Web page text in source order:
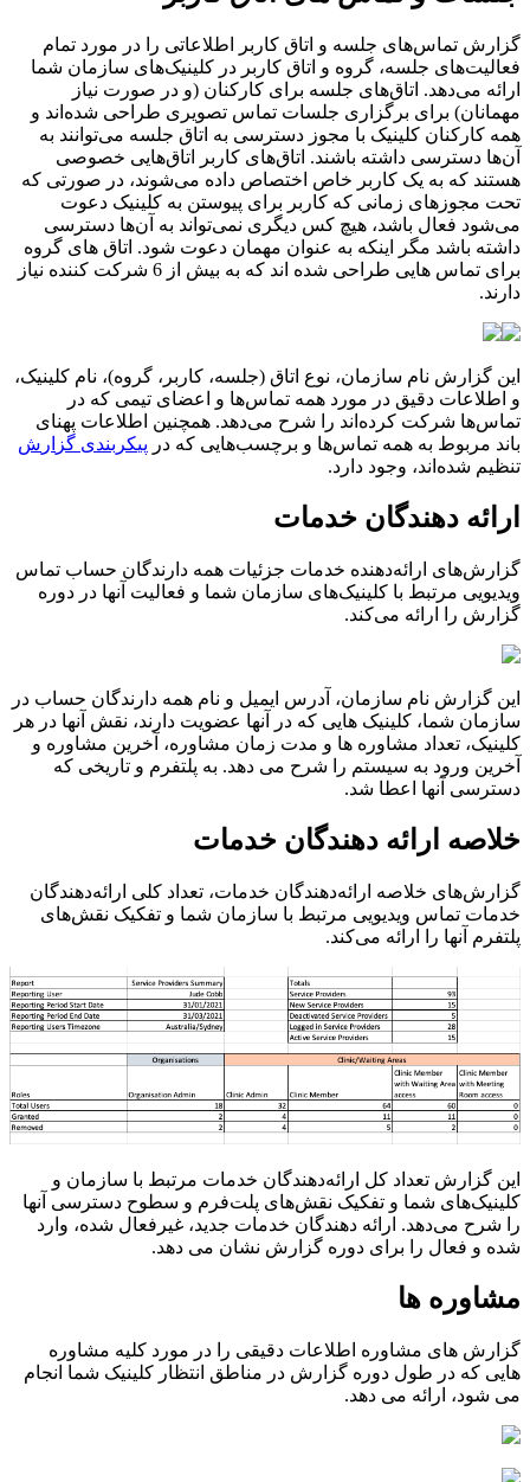
گز ر ش تماسهای جلسه و تاق کار بر طلعاتی ر در مور د تمام
فعالیتهای جلسه، گر وه و تاق کار بر در کلینیکهای ساز مان شما
ر ئه میدهد. تاقهای جلسه بر ی کار کنان (و در صور ت نیاز
مهمانان) بر ی بر گز ر ی جلسات تماس تصویر ی طر حی شده ند و
همه کار کنان کلینیک با مجوز دستر سی به تاق جلسه میتو نند به
نها دستر سی د شته باشند. تاقهای کار بر تاقهایی خصوصی
هستند که به یک کار بر خاص ختصاص د ده میشوند، در صور تی که
تحت مجوز های ز مانی که کار بر بر ی پیوستن به کلینیک دعوت
میشود فعال باشد، هیچ کس دیگر ی نمیتو ند به نها دستر سی
د شته باشد مگر ینکه به عنو ن مهمان دعوت شود. تاق های گر وه
بر ی تماس هایی طر حی شده ند که به بیش ز 6 شر کت کننده نیاز
د ر ند.
ین گز ر ش نام ساز مان، نوع تاق (جلسه، کار بر ، گر وه)، نام کلینیک،
و طلعات دقیق در مور د همه تماسها و عضای تیمی که در
تماسها شر کت کر ده ند ر شر ح میدهد. همچنین طلعات پهنای
باند مر بوط به همه تماسها و بر چسبهایی که در پیکر بندی گز ر ش
تنظیم شده ند، وجود د ر د.
ر ئه دهندگان خدمات
گز ر شهای ر ئهدهنده خدمات جز ئیات همه د ر ندگان حساب تماس
ویدیویی مر تبط با کلینیکهای ساز مان شما و فعالیت نها در دور ه
گز ر ش ر ر ئه میکند.
ین گز ر ش نام ساز مان، در س یمیل و نام همه د ر ندگان حساب در
ساز مان شما، کلینیک هایی که در نها عضویت د ر ند، نقش نها در هر
کلینیک، تعد د مشاور ه ها و مدت ز مان مشاور ه، خر ین مشاور ه و
خر ین ور ود به سیستم ر شر ح می دهد. به پلتفر م و تار یخی که
دستر سی نها عطا شد.
خلصه ر ئه دهندگان خدمات
گز ر شهای خلصه ر ئهدهندگان خدمات، تعد د کلی ر ئهدهندگان
خدمات تماس ویدیویی مر تبط با ساز مان شما و تفکیک نقشهای
پلتفر م نها ر ر ئه میکند.
ین گز ر ش تعد د کل ر ئهدهندگان خدمات مر تبط با ساز مان و
کلینیکهای شما و تفکیک نقشهای پلتفر م و سطوح دستر سی نها
ر
شر ح میدهد. ر ئه دهندگان خدمات جدید، غیر فعال شده، و ر د
شده و فعال ر بر ی دور ه گز ر ش نشان می دهد.
مشاور ه ها
گز ر ش های مشاور ه طلعات دقیقی ر در مور د کلیه مشاور ه
هایی که در طول دور ه گز ر ش در مناطق نتظار کلینیک شما نجام
می شود، ر ئه می دهد.